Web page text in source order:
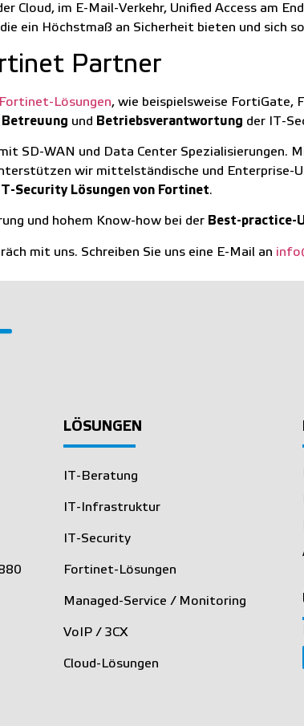
Cloud, im E-Mail-Verkehr, Unified Access am
ein Höchstmaß an Sicherheit bieten und sich
Partner
Fortinet-Lösungen, wie beispielsweise FortiGate,
Betreuung und Betriebsverantwortung der IT-
SD-WAN und Data Center Spezialisierungen.
wir mittelständische und Enterprise-
IT-Security Lösungen von Fortinet.
und hohem Know-how bei der Best-practice-
mit uns. Schreiben Sie uns eine E-Mail an
LÖSUNGEN
IT-Beratung
IT-Infrastruktur
IT-Security
Fortinet-Lösungen
Managed-Service / Monitoring
VoIP / 3CX
Cloud-Lösungen